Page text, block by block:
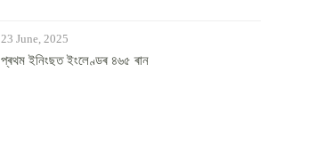
23 June, 2025
প্ৰথম ইনিংছত ইংলেণ্ডৰ ৪৬৫ ৰান